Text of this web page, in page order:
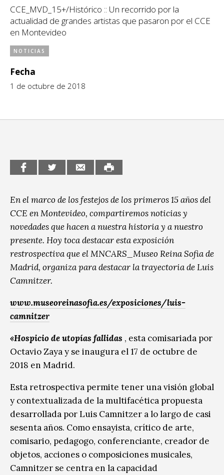
CCE en el interior/libros
Espacio itinerante de lectura infantil
Exposiciones
Formación
Género y Diversidad
Medio Ambiente
Sin categoría
CCE_MVD_15+/Histórico :: Un recorrido por la
actualidad de grandes artistas que pasaron por el CCE
en Montevideo
NOTICIAS
Fecha
1 de octubre de 2018
En el marco de los festejos de los primeros 15 años del
CCE en Montevideo, compartiremos noticias y
novedades que hacen a nuestra historia y a nuestro
presente. Hoy toca destacar esta exposición
restrospectiva que el MNCARS_Museo Reina Sofia de
Madrid, organiza para destacar la trayectoria de Luis
Camnitzer.
www.museoreinasofia.es/exposiciones/luis-
camnitzer
«Hospicio de utopías fallidas , esta comisariada por
Octavio Zaya y se inaugura el 17 de octubre de
2018 en Madrid.
Esta retrospectiva permite tener una visión global
y contextualizada de la multifacética propuesta
desarrollada por Luis Camnitzer a lo largo de casi
sesenta años. Como ensayista, crítico de arte,
comisario, pedagogo, conferenciante, creador de
objetos, acciones o composiciones musicales,
Camnitzer se centra en la capacidad